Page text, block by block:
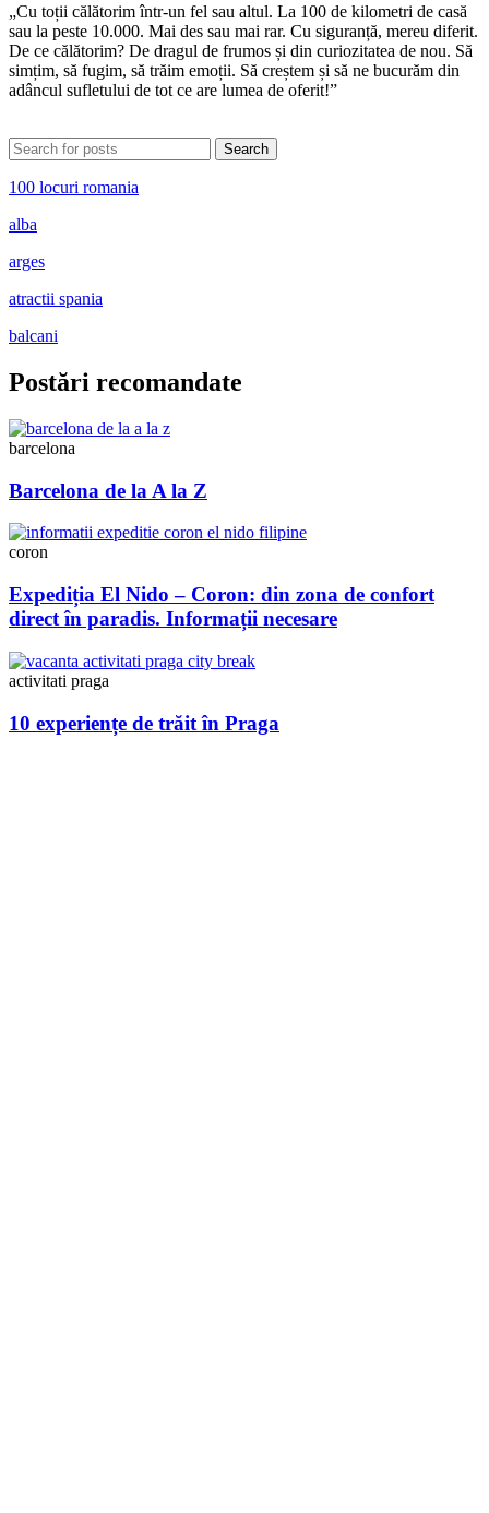
„Cu toții călătorim într-un fel sau altul. La 100 de kilometri de casă
sau la peste 10.000. Mai des sau mai rar. Cu siguranță, mereu diferit.
De ce călătorim? De dragul de frumos și din curiozitatea de nou. Să
simțim, să fugim, să trăim emoții. Să creștem și să ne bucurăm din
adâncul sufletului de tot ce are lumea de oferit!”
Search
100 locuri romania
alba
arges
atractii spania
balcani
Postări recomandate
barcelona
Barcelona de la A la Z
coron
Expediția El Nido – Coron: din zona de confort
direct în paradis. Informații necesare
activitati praga
10 experiențe de trăit în Praga